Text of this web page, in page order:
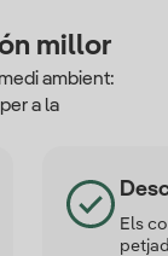
millor
ambient:
a la
Els